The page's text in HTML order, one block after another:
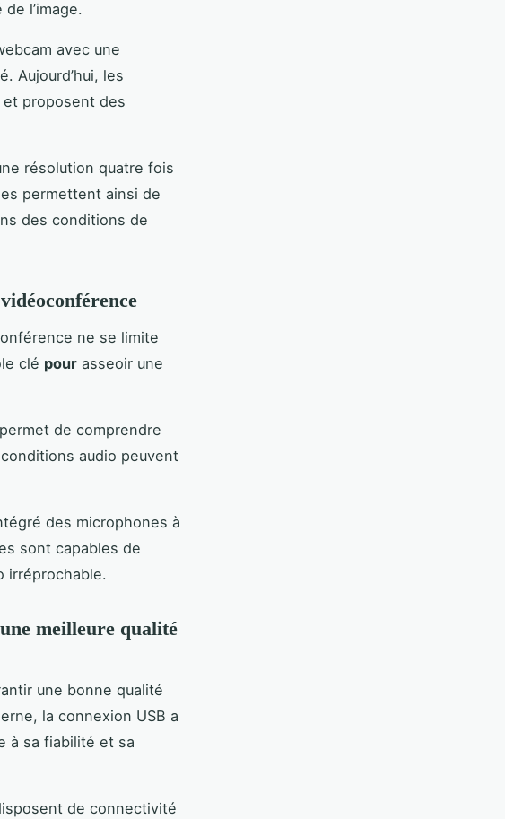
l’image.
avec une
Aujourd’hui, les
proposent des
résolution quatre fois
permettent ainsi de
des conditions de
ne se limite
clé pour asseoir une
de comprendre
audio peuvent
des microphones à
sont capables de
irréprochable.
meilleure qualité
une bonne qualité
la connexion USB a
à sa fiabilité et sa
de connectivité